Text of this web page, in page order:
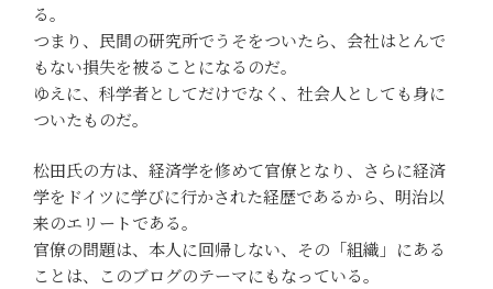
る。
つまり、民間の研究所でうそをついたら、会社はとんで
もない損失を被ることになるのだ。
ゆえに、科学者としてだけでなく、社会人としても身に
ついたものだ。
松田氏の方は、経済学を修めて官僚となり、さらに経済
学をドイツに学びに行かされた経歴であるから、明治以
来のエリートである。
官僚の問題は、本人に回帰しない、その「組織」にある
ことは、このブログのテーマにもなっている。